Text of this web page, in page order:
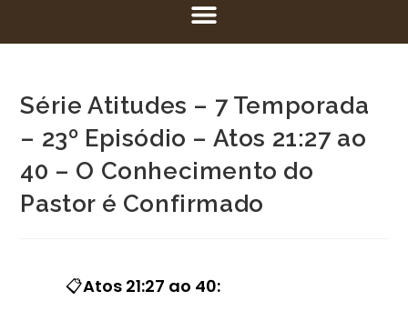
Série Atitudes – 7 Temporada
– 23º Episódio – Atos 21:27 ao
40 – O Conhecimento do
Pastor é Confirmado
📋Atos 21:27 ao 40: